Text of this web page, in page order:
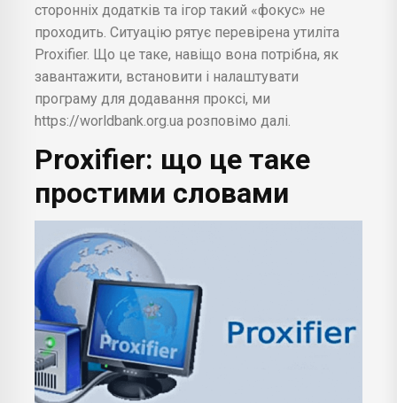
сторонніх додатків та ігор такий «фокус» не
проходить. Ситуацію рятує перевірена утиліта
Proxifier. Що це таке, навіщо вона потрібна, як
завантажити, встановити і налаштувати
програму для додавання проксі, ми
https://worldbank.org.ua розповімо далі.
Proxifier: що це таке
простими словами